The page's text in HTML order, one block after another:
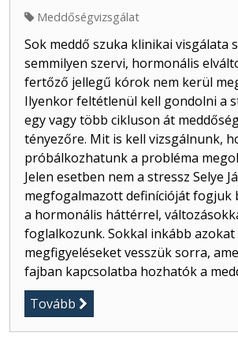
Meddőségvizsgálat
Sok meddő szuka klinikai visgálata
semmilyen szervi, hormonális
fertőző jellegű kórok nem kerül
Ilyenkor feltétlenül kell gondolni a
egy vagy több cikluson át
tényezőre. Mit is kell vizsgálnunk,
próbálkozhatunk a probléma
Jelen esetben nem a stressz Selye
megfogalmazott definícióját fogjuk
a hormonális háttérrel,
foglalkozunk. Sokkal inkább
megfigyeléseket vesszük sorra,
fajban kapcsolatba hozhatók a
Tovább